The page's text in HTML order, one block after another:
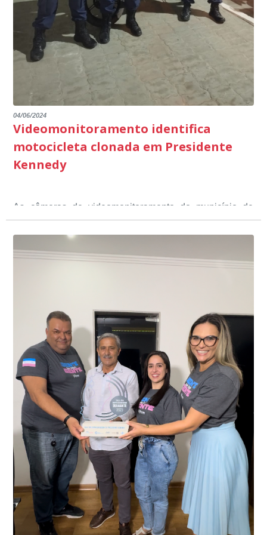
emocionantes de pais e professores no decorrer da
escuta pública.
04/06/2024
Videomonitoramento identifica
motocicleta clonada em Presidente
Kennedy
As câmeras de videomonitoramento do município de
Presidente Kennedy identificaram neste fim de semana,
01 de junho, uma motocicleta com indícios de
adulteração, imediatamente, a central de
videomonitoramento acionou a Guarda Civil Municipal,
Durante a abordagem a adulteração foi comprovada,
através da conferência do Chassi, a motocicleta, bem
conta do sistema de videomonitoramento instalado
recentemente em todo o município de Presidente
Kennedy, o sistema é integrado com outros municípios
do país, sendo possível a identificação de veículos por
meio do cruzamento de informações, nesse caso
específico, com dados de uma cidade do Estado do Rio
de Janeiro.
“Mais de 100 câmeras foram instaladas na sede e no
interior de Presidente Kennedy, garantindo mais
segurança à população, seja nas ruas, no comércio, os
produtores agropecuários. Estamos no rumo certo,
parabéns a todos os servidores que contribuem para a
segurança da nossa cidade”, destaca o prefeito Dorlei
Fontão.